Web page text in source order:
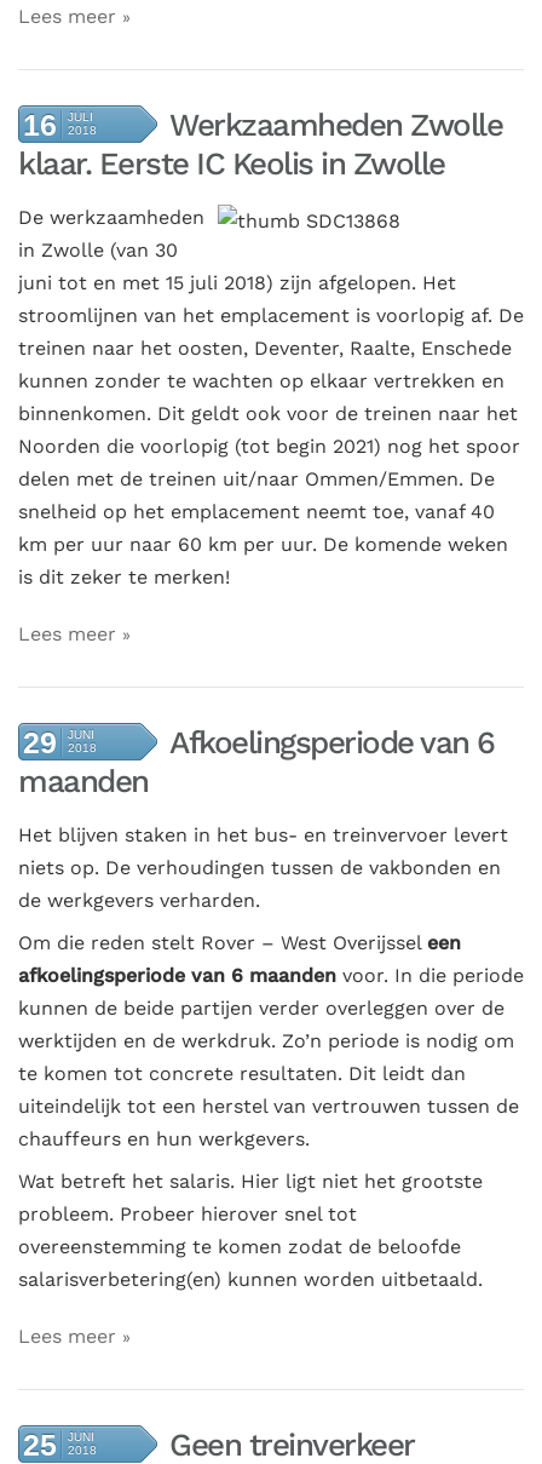
Lees meer
16
JULI
2018
Werkzaamheden Zwolle
klaar. Eerste IC Keolis in Zwolle
De werkzaamheden
in Zwolle (van 30
juni tot en met 15 juli 2018) zijn afgelopen. Het
stroomlijnen van het emplacement is voorlopig af. De
treinen naar het oosten, Deventer, Raalte, Enschede
kunnen zonder te wachten op elkaar vertrekken en
binnenkomen. Dit geldt ook voor de treinen naar het
Noorden die voorlopig (tot begin 2021) nog het spoor
delen met de treinen uit/naar Ommen/Emmen. De
snelheid op het emplacement neemt toe, vanaf 40
km per uur naar 60 km per uur. De komende weken
is dit zeker te merken!
Lees meer
29
JUNI
2018
Afkoelingsperiode van 6
maanden
Het blijven staken in het bus- en treinvervoer levert
niets op. De verhoudingen tussen de vakbonden en
de werkgevers verharden.
Om die reden stelt Rover – West Overijssel een
afkoelingsperiode van 6 maanden voor. In die periode
kunnen de beide partijen verder overleggen over de
werktijden en de werkdruk. Zo’n periode is nodig om
te komen tot concrete resultaten. Dit leidt dan
uiteindelijk tot een herstel van vertrouwen tussen de
chauffeurs en hun werkgevers.
Wat betreft het salaris. Hier ligt niet het grootste
probleem. Probeer hierover snel tot
overeenstemming te komen zodat de beloofde
salarisverbetering(en) kunnen worden uitbetaald.
Lees meer
25
JUNI
2018
Geen treinverkeer